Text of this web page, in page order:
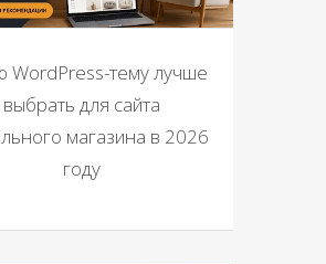
WordPress-тему лучше
выбрать для сайта
магазина в 2026
году